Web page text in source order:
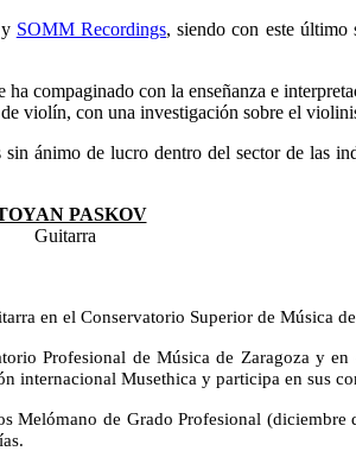
y SOMM Recordings, siendo con este
ha compaginado con la enseñanza e
violín, con una investigación sobre el
ánimo de lucro dentro del sector de las
PASKOV
Guitarra
en el Conservatorio Superior de Música
Profesional de Música de Zaragoza y
internacional Musethica y participa en sus
de Grado Profesional